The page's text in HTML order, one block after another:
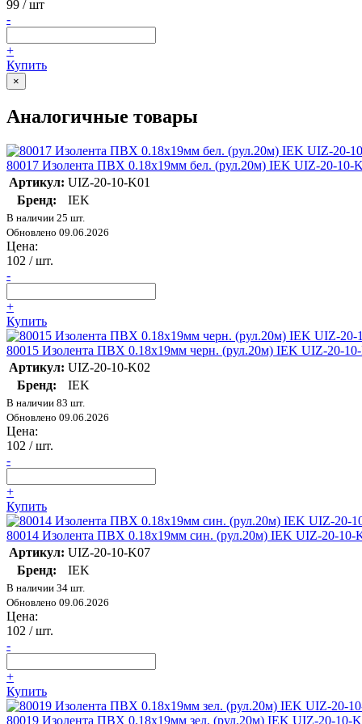
99 / шт
-
+
Купить
×
Аналогичные товары
80017 Изолента ПВХ 0.18х19мм бел. (рул.20м) IEK UIZ-20-10-
Артикул: UIZ-20-10-K01
Бренд:
IEK
В наличии 25 шт.
Обновлено 09.06.2026
Цена:
102 / шт.
-
+
Купить
80015 Изолента ПВХ 0.18х19мм черн. (рул.20м) IEK UIZ-20-
Артикул: UIZ-20-10-K02
Бренд:
IEK
В наличии 83 шт.
Обновлено 09.06.2026
Цена:
102 / шт.
-
+
Купить
80014 Изолента ПВХ 0.18х19мм син. (рул.20м) IEK UIZ-20-10-
Артикул: UIZ-20-10-K07
Бренд:
IEK
В наличии 34 шт.
Обновлено 09.06.2026
Цена:
102 / шт.
-
+
Купить
80019 Изолента ПВХ 0.18х19мм зел. (рул.20м) IEK UIZ-20-10-